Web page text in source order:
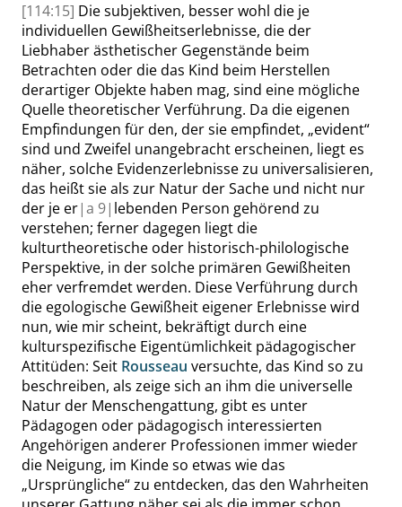
[114:15] Die subjektiven, besser wohl die je
individuellen Gewißheitserlebnisse, die der
Liebhaber ästhetischer Gegenstände beim
Betrachten oder die das Kind beim Herstellen
derartiger Objekte haben mag, sind eine mögliche
Quelle theoretischer Verführung. Da die eigenen
Empfindungen für den, der sie empfindet, „evident“
sind und Zweifel unangebracht erscheinen, liegt es
näher, solche Evidenzerlebnisse zu universalisieren,
das heißt sie als zur Natur der Sache und nicht nur
der je er|a 9| lebenden Person gehörend zu
verstehen; ferner dagegen liegt die
kulturtheoretische oder historisch-philologische
Perspektive, in der solche primären Gewißheiten
eher verfremdet werden. Diese Verführung durch
die egologische Gewißheit eigener Erlebnisse wird
nun, wie mir scheint, bekräftigt durch eine
kulturspezifische Eigentümlichkeit pädagogischer
Attitüden: Seit Rousseau versuchte, das Kind so zu
beschreiben, als zeige sich an ihm die universelle
Natur der Menschengattung, gibt es unter
Pädagogen oder pädagogisch interessierten
Angehörigen anderer Professionen immer wieder
die Neigung, im Kinde so etwas wie das
„Ursprüngliche“zu entdecken, das den Wahrheiten